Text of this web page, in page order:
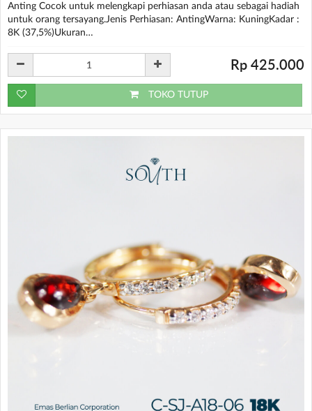
Anting Cocok untuk melengkapi perhiasan anda atau sebagai hadiah
untuk orang tersayang.Jenis Perhiasan: AntingWarna: KuningKadar :
8K (37,5%)Ukuran…
Rp 425.000
TOKO TUTUP